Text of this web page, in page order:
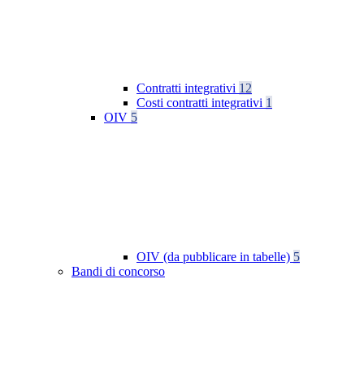
Contratti integrativi 12
Costi contratti integrativi 1
OIV 5
OIV (da pubblicare in tabelle) 5
Bandi di concorso